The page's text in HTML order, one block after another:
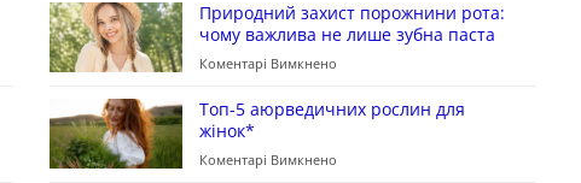
Природний захист порожнини рота:
чому важлива не лише зубна паста
Коментарі Вимкнено
Топ-5 аюрведичних рослин для
жінок*
Коментарі Вимкнено